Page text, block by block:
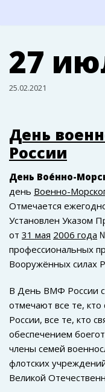
содержимому
27
25.02.2021
День
России
День Вое́нно-
день Военно-
Отмечается
Установлен Указом
от 31 мая 2006 года
профессиональных
Вооружённых силах
В День ВМФ России
отмечают все те,
России, все те, кто
обеспечением
члены семей
флотских
Великой